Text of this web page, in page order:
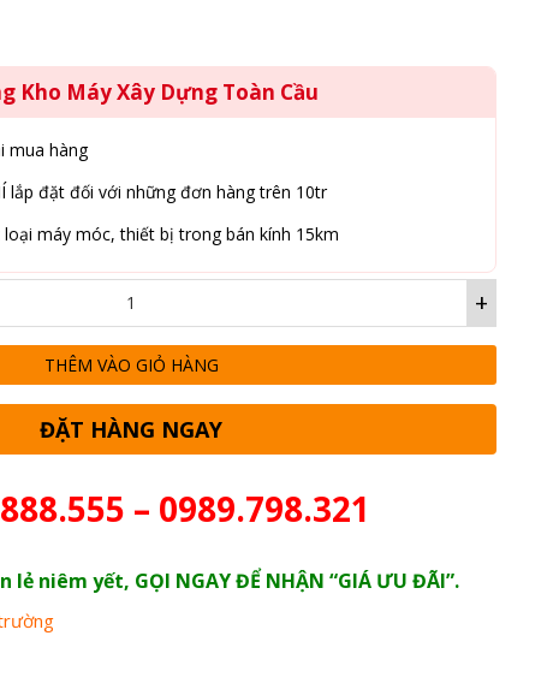
Kho Máy Xây Dựng Toàn Cầu
mua hàng
lắp đặt đối với những đơn hàng trên 10tr
loại máy móc, thiết bị trong bán kính 15km
+
THÊM VÀO GIỎ HÀNG
ĐẶT HÀNG NGAY
– 0989.798.321
niêm yết, GỌI NGAY ĐỂ NHẬN “GIÁ ƯU ĐÃI”.